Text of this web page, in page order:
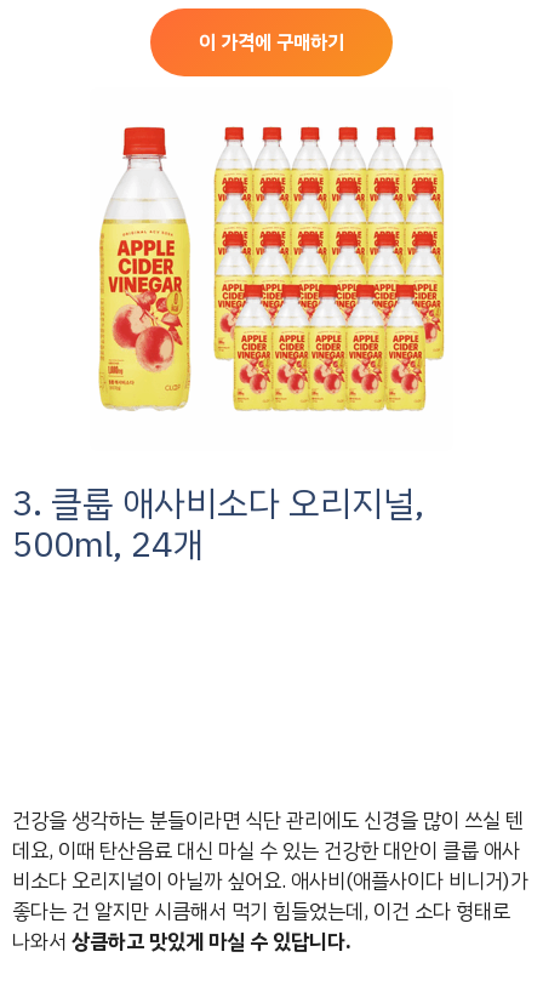
이 가격에 구매하기
3. 클룹 애사비소다 오리지널,
500ml, 24개
건강을 생각하는 분들이라면 식단 관리에도 신경을 많이 쓰실 텐
데요, 이때 탄산음료 대신 마실 수 있는 건강한 대안이 클룹 애사
비소다 오리지널이 아닐까 싶어요. 애사비(애플사이다 비니거)가
좋다는 건 알지만 시큼해서 먹기 힘들었는데, 이건 소다 형태로
나와서 상큼하고 맛있게 마실 수 있답니다.